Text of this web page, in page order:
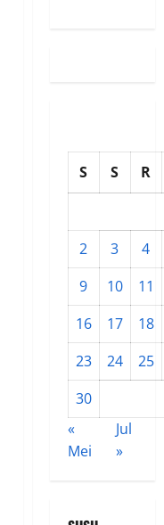
S S R
2 3
4
9
10
11
16
17
18
23
24
25
30
«
Mei
Jul
»